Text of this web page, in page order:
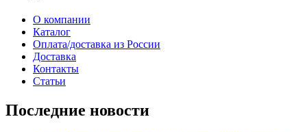
О компании
Каталог
Оплата/доставка из России
Доставка
Контакты
Статьи
Последние новости